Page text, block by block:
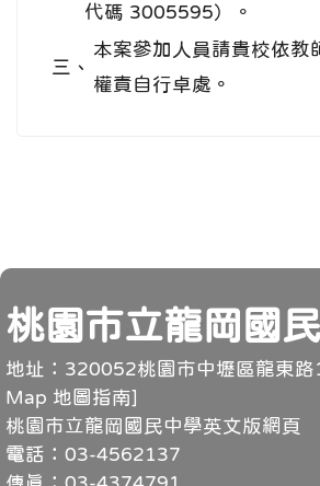
代碼 3005595）。
三、
本案參加人員請貴校依教
權責自行卓處。
頁尾
桃園市立龍岡國
地址：320052桃園市中壢區龍東
Map 地圖指南]
桃園市立龍岡國民中學英文版網頁
電話：03-4562137